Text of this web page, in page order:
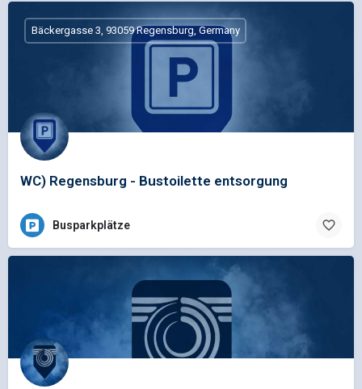
WC) Regensburg - Bustoilette entsorgung
Bäckergasse 3, 93059 Regensburg, Germany
Busparkplätze